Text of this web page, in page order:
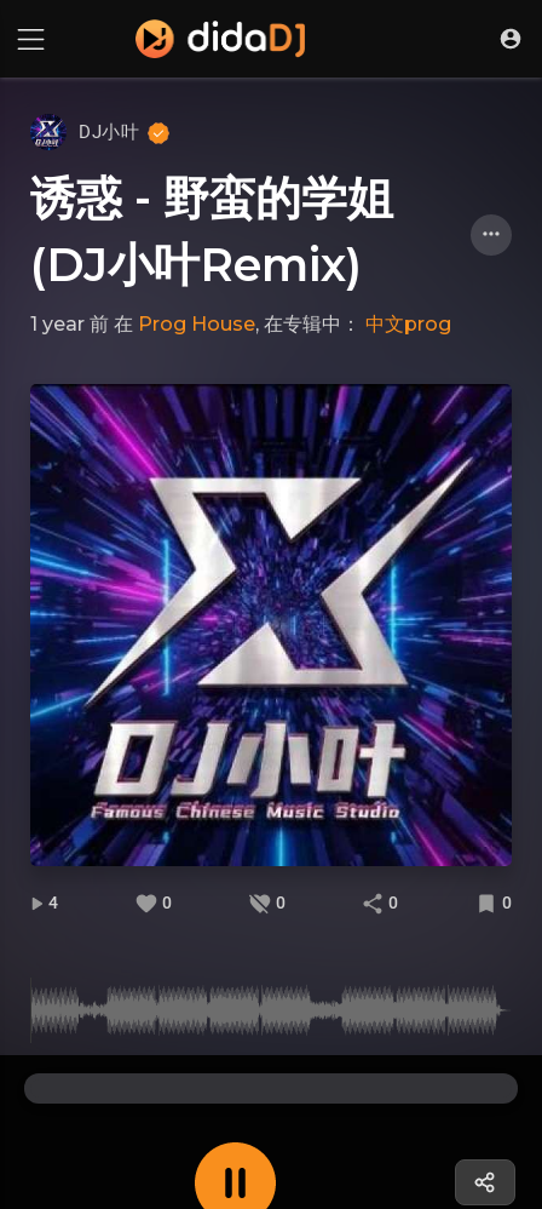
DJ小叶
诱惑 - 野蛮的学姐
(DJ小叶Remix)
1 year 前 在 Prog House, 在专辑中： 中文prog
4 0 0 0 0